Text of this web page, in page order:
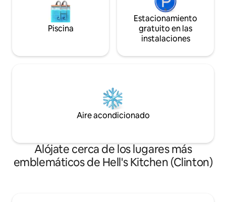
Piscina
Estacionamiento
gratuito en las
instalaciones
Aire acondicionado
Alójate cerca de los lugares más
emblemáticos de Hell's Kitchen (Clinton)